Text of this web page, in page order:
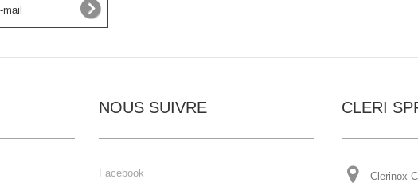
NOUS SUIVRE
Facebook
CLERI
Clerinox